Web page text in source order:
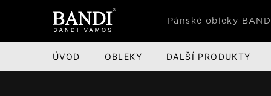
Pánské obleky
ÚVOD OBLEKY DALŠÍ PRODUKTY